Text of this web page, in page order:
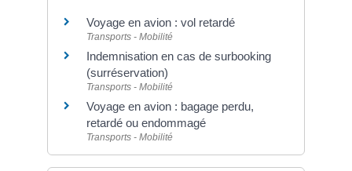
Voyage en avion : vol retardé
Transports - Mobilité
Indemnisation en cas de surbooking
(surréservation)
Transports - Mobilité
Voyage en avion : bagage perdu,
retardé ou endommagé
Transports - Mobilité